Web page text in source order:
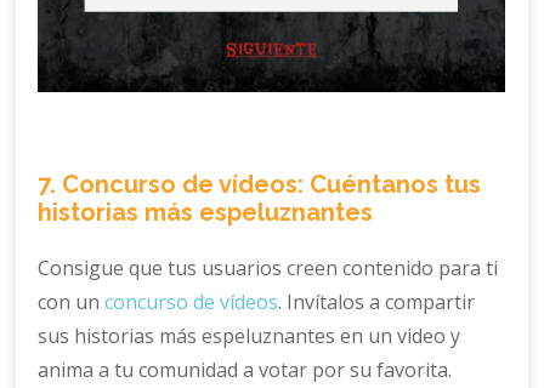
7. Concurso de vídeos: Cuéntanos tus
historias más espeluznantes
Consigue que tus usuarios creen contenido para ti
con unconcurso de vídeos. Invítalos a compartir
sus historias más espeluznantes en un video y
anima a tu comunidad a votar por su favorita.